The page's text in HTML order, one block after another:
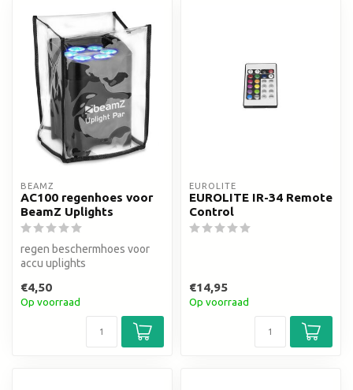
BEAMZ
AC100 regenhoes voor
BeamZ Uplights
regen beschermhoes voor
accu uplights
€4,50
Op voorraad
EUROLITE
EUROLITE IR-34 Remote
Control
€14,95
Op voorraad